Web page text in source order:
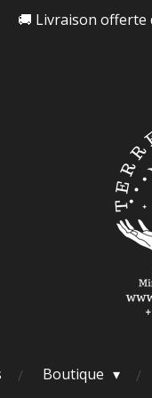
🚚 Livraison offerte
Boutique